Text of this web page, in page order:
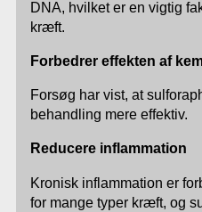
DNA, hvilket er en vigtig
kræft.
Forbedrer effekten af
Forsøg har vist, at
behandling mere effektiv.
Reducere inflammation
Kronisk inflammation er
for mange typer kræft, og